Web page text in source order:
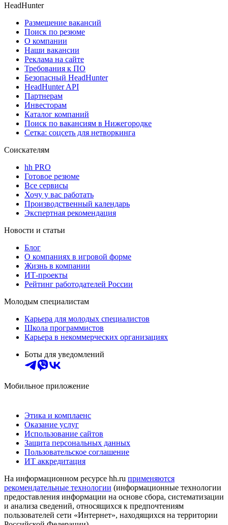
HeadHunter
Размещение вакансий
Поиск по резюме
О компании
Наши вакансии
Реклама на сайте
Требования к ПО
Безопасный HeadHunter
HeadHunter API
Партнерам
Инвесторам
Каталог компаний
Поиск по вакансиям в Нижегородке
Сетка: соцсеть для нетворкинга
Соискателям
hh PRO
Готовое резюме
Все сервисы
Хочу у вас работать
Производственный календарь
Экспертная рекомендация
Новости и статьи
Блог
О компаниях в игровой форме
Жизнь в компании
ИТ-проекты
Рейтинг работодателей России
Молодым специалистам
Карьера для молодых специалистов
Школа программистов
Карьера в некоммерческих организациях
Боты для уведомлений
Мобильное приложение
Этика и комплаенс
Оказание услуг
Использование сайтов
Защита персональных данных
Пользовательское соглашение
ИТ аккредитация
На информационном ресурсе hh.ru применяются
рекомендательные технологии (информационные технологии
предоставления информации на основе сбора, систематизации
и анализа сведений, относящихся к предпочтениям
пользователей сети «Интернет», находящихся на территории